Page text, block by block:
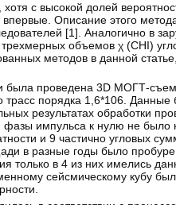
хотя с высокой долей
впервые. Описание этого
[1]. Аналогично в
объемов χ (CHI)
методов в данной
проведена 3D МОГТ-
трасс порядка 1,6*106.
результатах обработки
фазы импульса к нулю не
и 9 частично угловых
в разные годы было
только в 4 из них имелись
сейсмическому кубу